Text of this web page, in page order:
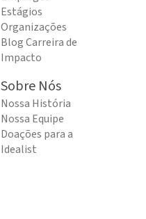
Estágios
Organizações
Blog Carreira de
Impacto
Sobre Nós
Nossa História
Nossa Equipe
Doações para a
Idealist